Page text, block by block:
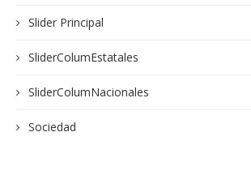
Slider Principal
SliderColumEstatales
SliderColumNacionales
Sociedad